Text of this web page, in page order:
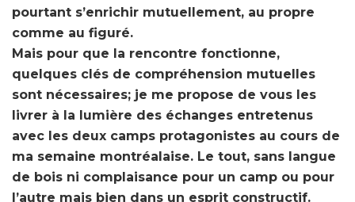
pourtant s’enrichir mutuellement, au propre
comme au figuré.
Mais pour que la rencontre fonctionne,
quelques clés de compréhension mutuelles
sont nécessaires; je me propose de vous les
livrer à la lumière des échanges entretenus
avec les deux camps protagonistes au cours de
ma semaine montréalaise. Le tout, sans langue
de bois ni complaisance pour un camp ou pour
l’autre mais bien dans un esprit constructif.